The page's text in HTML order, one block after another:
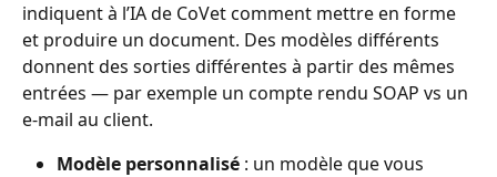
indiquent à l’IA de CoVet comment mettre en forme
et produire un document. Des modèles différents
donnent des sorties différentes à partir des mêmes
entrées — par exemple un compte rendu SOAP vs un
e-mail au client.
Modèle personnalisé : un modèle que vous